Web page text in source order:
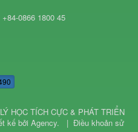
+84-0866 1800 45
HỌC TÍCH CỰC & PHÁT TRIỂN
kế bởi Agency. | Điều khoản sử